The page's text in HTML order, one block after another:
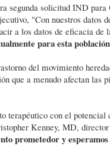
segunda solicitud IND para
"Con nuestros datos
a los datos de eficacia de
para esta
del movimiento
que a menudo afectan las
terapéutico con el
Kenney, MD,
prometedor y